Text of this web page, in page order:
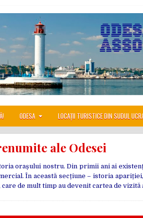
ODESA LOCAȚII TURISTICE DIN SUDUL
ale Odesei
orașului nostru. Din primii ani ai
În această secțiune – istoria
de mult timp au devenit cartea de vizită